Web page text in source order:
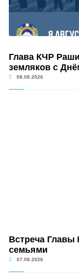
Глава КЧР
земляков с
08.08.2026
Встреча Главы
семьями
07.08.2026